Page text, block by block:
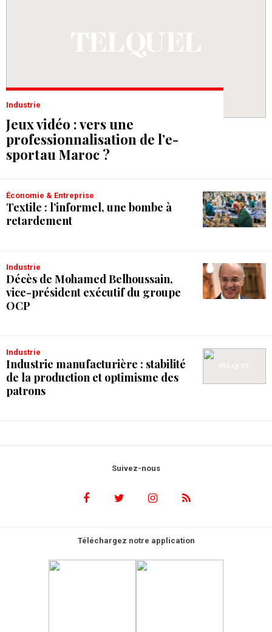
Industrie
Jeux vidéo : vers une
professionnalisation de l’e-
sport au Maroc ?
Économie & Entreprise
Textile : l’informel, une bombe à
retardement
Industrie
Décès de Mohamed Belhoussain,
vice-président exécutif du groupe
OCP
Industrie
Industrie manufacturière : stabilité
de la production et optimisme des
patrons
Suivez-nous
Téléchargez notre application